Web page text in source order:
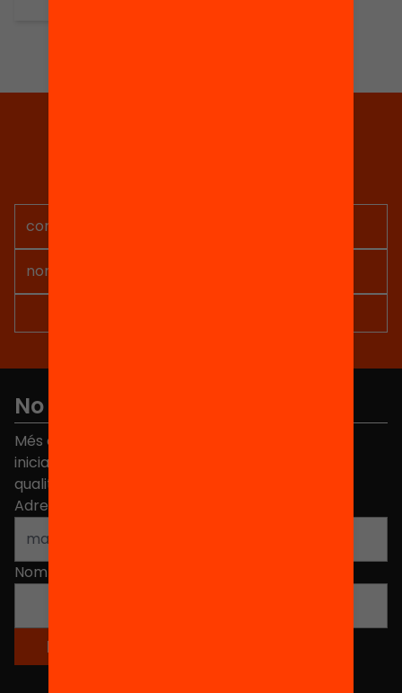
No et perdis res
Més de 40.000 persones ja han triat Equitat. Rep
iniciatives, propostes i projectes per millorar la
qualitat de l'educació a Catalunya.
Adreça electrònica
Nom